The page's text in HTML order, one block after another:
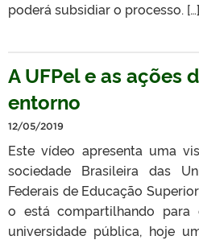
poderá subsidiar o processo. […]
A UFPel e as ações
entorno
12/05/2019
Este vídeo apresenta uma
sociedade Brasileira das
Federais de Educação
o está compartilhando para
universidade pública, hoje